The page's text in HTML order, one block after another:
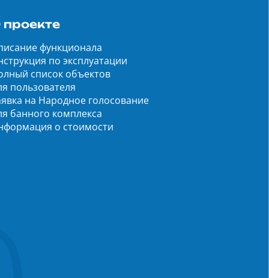
проекте
функционала
по эксплуатации
список объектов
пользователя
на Народное голосование
банного комплекса
о стоимости